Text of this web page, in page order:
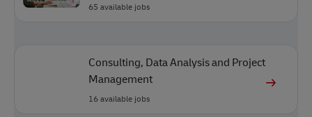
65 available jobs
Consulting, Data Analysis and Project
Management
16available jobs